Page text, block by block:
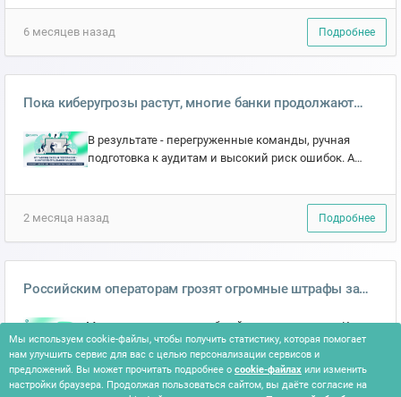
разбирает методику —...
6 месяцев назад
Подробнее
Пока киберугрозы растут, многие банки продолжают
системы. В результате - перегруженные команды, ручная
подготовка к аудитам и высокий риск ошибок. А
ФЗ и 187-ФЗ...
2 месяца назад
Подробнее
Российским операторам грозят огромные штрафы за
Мы подготовили подробный материал о том : Какие
штрафы уже действуют и кому они угрожают; Какие
изменения вступят в силу в ближайшем будущем;
За каки...
Мы используем cookie-файлы, чтобы получить статистику, которая помогает
нам улучшить сервис для вас с целью персонализации сервисов и
предложений. Вы может прочитать подробнее о cookie-файлах или изменить
настройки браузера. Продолжая пользоваться сайтом, вы даёте согласие на